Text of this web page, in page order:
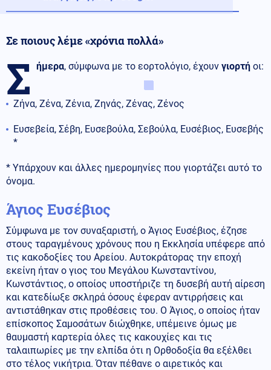
Σε ποιους λέμε «χρόνια πολλά»
Σ ήμερα, σύμφωνα με το εορτολόγιο, έχουν γιορτή οι:
Ζήνα, Ζένα, Ζένια, Ζηνάς, Ζένας, Ζένος
Ευσεβεία, Σέβη, Ευσεβούλα, Σεβούλα, Ευσέβιος, Ευσεβής
*
* Υπάρχουν και άλλες ημερομηνίες που γιορτάζει αυτό το
όνομα.
Άγιος Ευσέβιος
Σύμφωνα με τον συναξαριστή, o Άγιος Ευσέβιος, έζησε
στους ταραγμένους χρόνους που η Εκκλησία υπέφερε από
τις κακοδοξίες του Αρείου. Αυτοκράτορας την εποχή
εκείνη ήταν ο γιος του Μεγάλου Κωνσταντίνου,
Κωνστάντιος, ο οποίος υποστήριζε τη δυσεβή αυτή αίρεση
και κατεδίωξε σκληρά όσους έφεραν αντιρρήσεις και
αντιστάθηκαν στις προθέσεις του. Ο Άγιος, ο οποίος ήταν
επίσκοπος Σαμοσάτων διώχθηκε, υπέμεινε όμως με
θαυμαστή καρτερία όλες τις κακουχίες και τις
ταλαιπωρίες με την ελπίδα ότι η Ορθοδοξία θα εξέλθει
στο τέλος νικήτρια. Όταν πέθανε ο αιρετικός και